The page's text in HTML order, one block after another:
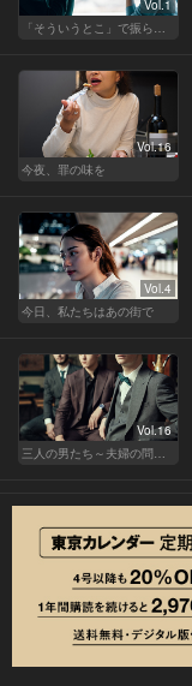
Vol.1
「そういうとこ」で振られる男
Vol.16
今夜、罪の味を
Vol.4
今日、私たちはあの街で
Vol.16
三人の男たち～夫婦の問題～